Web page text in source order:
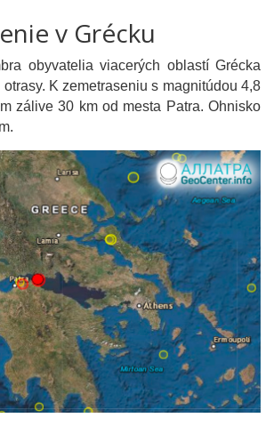
v Grécku
obyvatelia viacerých oblastí Grécka
K zemetraseniu s magnitúdou 4,8
zálive 30 km od mesta Patra. Ohnisko